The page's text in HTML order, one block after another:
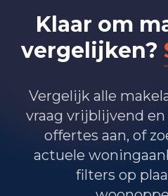
Zakelijke dienstverlening
Overheid, onderwijs en
Landbouw, bosbouw en
Vervoer, informatie en
Financiele diensten en
Cultuur, recreatie en
Klaar om
vergelijken?
Vergelijk alle
vraag vrijblijvend
offertes aan, of
actuele
filters op